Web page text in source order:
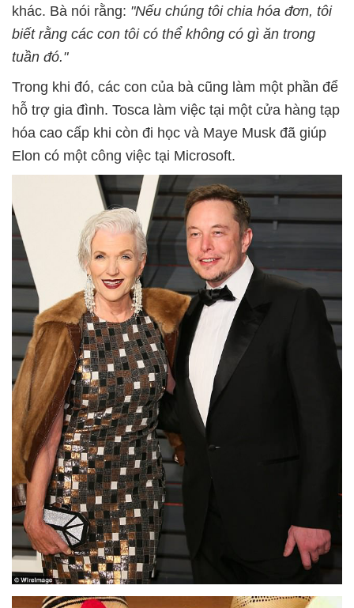
khác. Bà nói rằng: "Nếu chúng tôi chia hóa đơn, tôi
biết rằng các con tôi có thể không có gì ăn trong
tuần đó."
Trong khi đó, các con của bà cũng làm một phần để
hỗ trợ gia đình. Tosca làm việc tại một cửa hàng tạp
hóa cao cấp khi còn đi học và Maye Musk đã giúp
Elon có một công việc tại Microsoft.